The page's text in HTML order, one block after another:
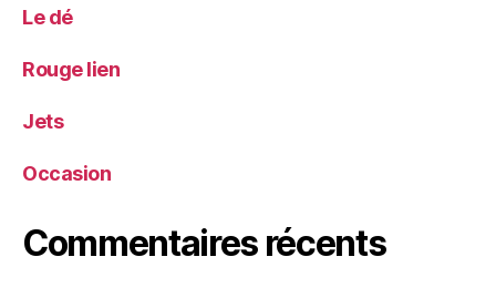
Le dé
Rouge lien
Jets
Occasion
Commentaires récents